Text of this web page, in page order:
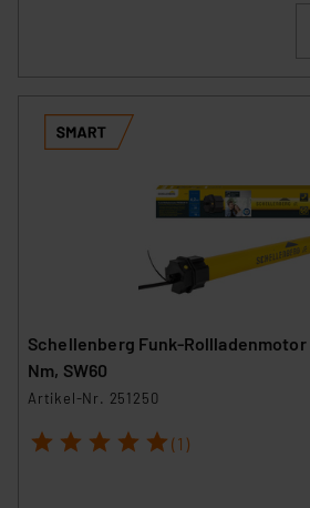
Schellenberg Funk-Rollladenmotor
Nm, SW60
Artikel-Nr. 251250
1 2 3 4 5 (1)